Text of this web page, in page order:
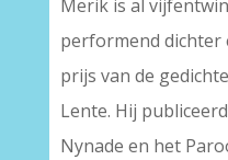
Merik is al
performend dichter
prijs van de
Lente. Hij
Nynade en het